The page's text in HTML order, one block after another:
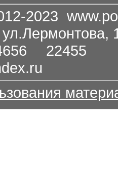
2023
ул.Лермонтова,